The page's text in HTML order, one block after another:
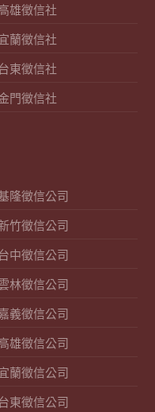
雄徵信社
蘭徵信社
東徵信社
門徵信社
隆徵信公司
竹徵信公司
中徵信公司
林徵信公司
義徵信公司
雄徵信公司
蘭徵信公司
東徵信公司